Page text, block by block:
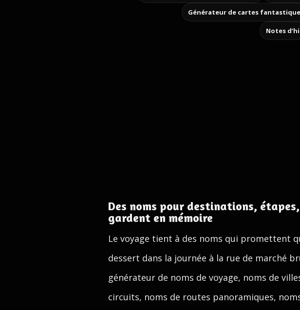
Générateur de cartes
Des noms pour destinations,
gardent en mémoire
Le voyage tient à des noms qui promettent
dessert dans la journée à la rue de marché
générateur de noms de voyage, noms de
circuits, noms de routes panoramiques,